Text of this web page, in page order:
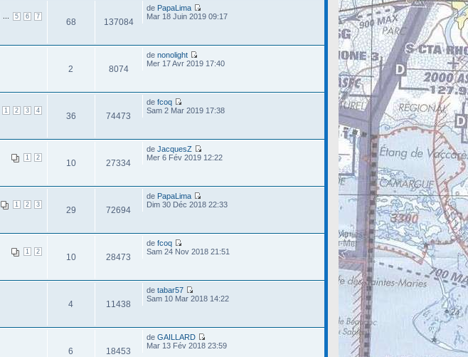
5 6 7
68 137084
de PapaLima
Mar 18 Juin 2019 09:17
2 8074
de nonolight
Mer 17 Avr 2019 17:40
1 2 3 4
36 74473
de fcoq
Sam 2 Mar 2019 17:38
1 2
10 27334
de JacquesZ
Mer 6 Fév 2019 12:22
1 2 3
29 72694
de PapaLima
Dim 30 Déc 2018 22:33
1 2
10 28473
de fcoq
Sam 24 Nov 2018 21:51
4 11438
de tabar57
Sam 10 Mar 2018 14:22
6 18453
de GAILLARD
Mar 13 Fév 2018 23:59